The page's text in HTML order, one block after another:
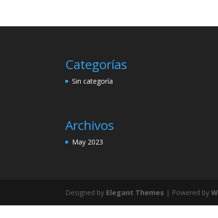
Categorías
Sin categoría
Archivos
May 2023
Designed by Elegant Themes | Powered by